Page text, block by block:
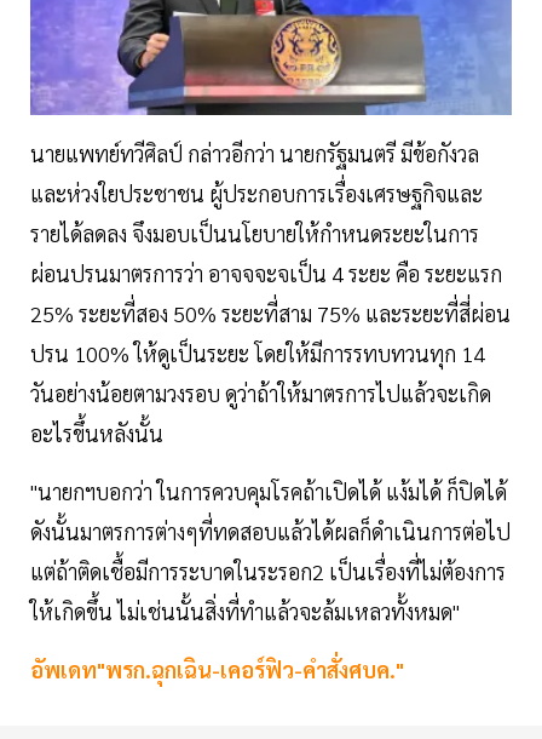
นายแพทย์ทวีศิลป์ กล่าวอีกว่า นายกรัฐมนตรี มีข้อกังวล
และห่วงใยประชาชน ผู้ประกอบการเรื่องเศรษฐกิจและ
รายได้ลดลง จึงมอบเป็นนโยบายให้กำหนดระยะในการ
ผ่อนปรนมาตรการว่า อาจจจะจเป็น 4 ระยะ คือ ระยะแรก
25% ระยะที่สอง 50% ระยะที่สาม 75% และระยะที่สี่ผ่อน
ปรน 100% ให้ดูเป็นระยะ โดยให้มีการรทบทวนทุก 14
วันอย่างน้อยตามวงรอบ ดูว่าถ้าให้มาตรการไปแล้วจะเกิด
อะไรขึ้นหลังนั้น
"นายกฯบอกว่า ในการควบคุมโรคถ้าเปิดได้ แง้มได้ ก็ปิดได้
ดังนั้นมาตรการต่างๆที่ทดสอบแล้วได้ผลก็ดำเนินการต่อไป
แต่ถ้าติดเชื้อมีการระบาดในระรอก2 เป็นเรื่องที่ไม่ต้องการ
ให้เกิดขึ้น ไม่เช่นนั้นสิ่งที่ทำแล้วจะล้มเหลวทั้งหมด"
อัพเดท"พรก.ฉุกเฉิน-เคอร์ฟิว-คำสั่งศบค."